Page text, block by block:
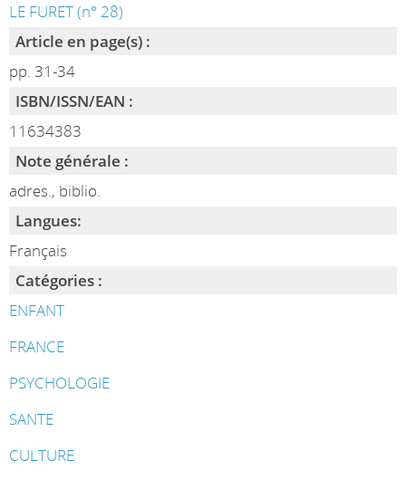
LE FURET (n° 28)
Article en page(s) :
pp. 31-34
ISBN/ISSN/EAN :
11634383
Note générale :
adres., biblio.
Langues:
Français
Catégories :
ENFANT
FRANCE
PSYCHOLOGIE
SANTE
CULTURE